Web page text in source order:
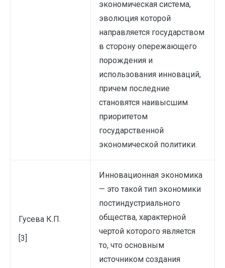
экономическая система,
эволюция которой
направляется государством
в сторону опережающего
порождения и
использования инноваций,
причем последние
становятся наивысшим
приоритетом
государственной
экономической политики.
Гусева К.П.
[3]
Инновационная экономика
— это такой тип экономики
постиндустриального
общества, характерной
чертой которого является
то, что основным
источником создания